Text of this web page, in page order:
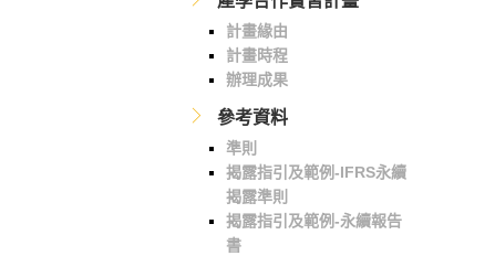
計畫緣由
計畫時程
辦理成果
參考資料
準則
揭露指引及範例-IFRS永續
揭露準則
揭露指引及範例-永續報告
書